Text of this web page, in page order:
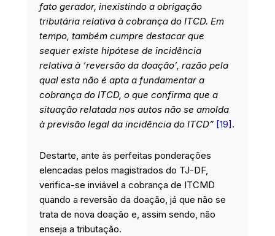
fato gerador, inexistindo a obrigação
tributária relativa à cobrança do ITCD. Em
tempo, também cumpre destacar que
sequer existe hipótese de incidência
relativa à ‘reversão da doação’, razão pela
qual esta não é apta a fundamentar a
cobrança do ITCD, o que confirma que a
situação relatada nos autos não se amolda
à previsão legal da incidência do ITCD” [19] .
Destarte, ante às perfeitas ponderações
elencadas pelos magistrados do TJ-DF,
verifica-se inviável a cobrança de ITCMD
quando a reversão da doação, já que não se
trata de nova doação e, assim sendo, não
enseja a tributação.